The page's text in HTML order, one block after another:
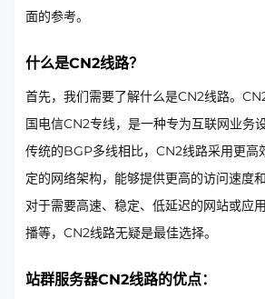
面的参考。
什么是CN2线路？
首先，我们需要了解什么是CN2线路。
国电信CN2专线，是一种专为互联网业务
传统的BGP多线相比，CN2线路采用更高
定的网络架构，能够提供更高的访问速度
对于需要高速、稳定、低延迟的网站或应
播等，CN2线路无疑是最佳选择。
站群服务器CN2线路的优点：